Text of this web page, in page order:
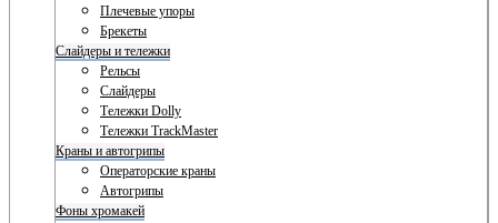
Плечевые упоры
Брекеты
Слайдеры и тележки
Рельсы
Слайдеры
Тележки Dolly
Тележки TrackMaster
Краны и автогрипы
Операторские краны
Автогрипы
Фоны хромакей